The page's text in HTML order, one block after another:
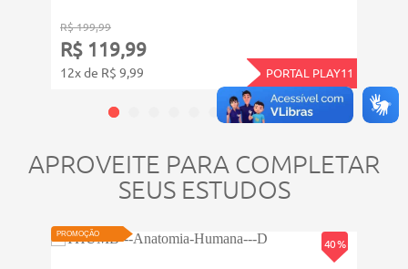
R$ 199,99
R$ 119,99
12x de R$ 9,99 PORTAL PLAY11
APROVEITE PARA COMPLETAR
SEUS ESTUDOS
40 %
PROMOÇÃO